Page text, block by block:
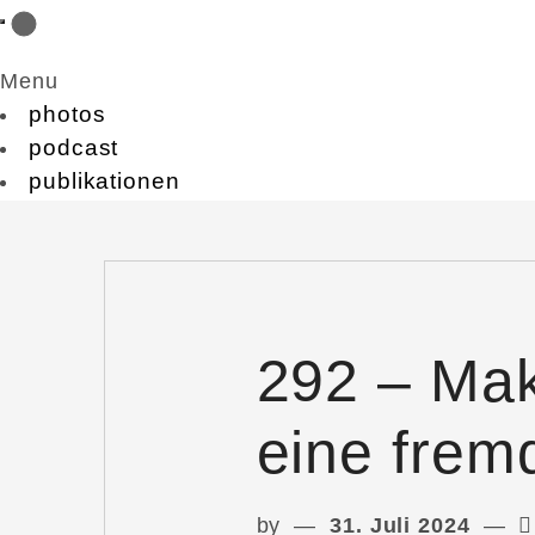
Menu
photos
podcast
publikationen
292 –
eine
by 31. Juli 2024